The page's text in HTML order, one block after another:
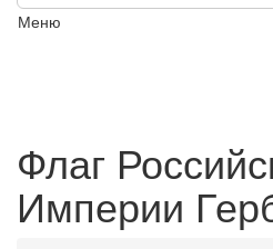
Меню
Флаг
Империи